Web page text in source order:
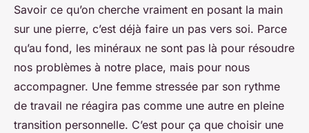
Savoir ce qu’on cherche vraiment en posant la main
sur une pierre, c’est déjà faire un pas vers soi. Parce
qu’au fond, les minéraux ne sont pas là pour résoudre
nos problèmes à notre place, mais pour nous
accompagner. Une femme stressée par son rythme
de travail ne réagira pas comme une autre en pleine
transition personnelle. C’est pour ça que choisir une